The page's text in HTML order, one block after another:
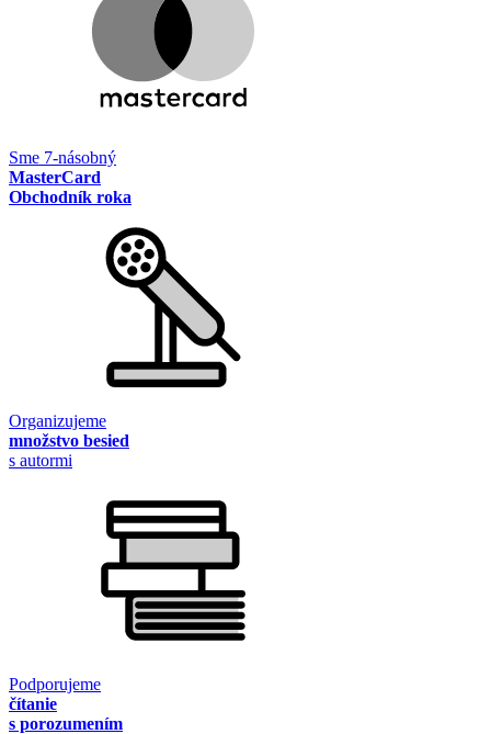
Sme 7-násobný
MasterCard
Obchodník roka
Organizujeme
množstvo besied
s autormi
Podporujeme
čítanie
s porozumením